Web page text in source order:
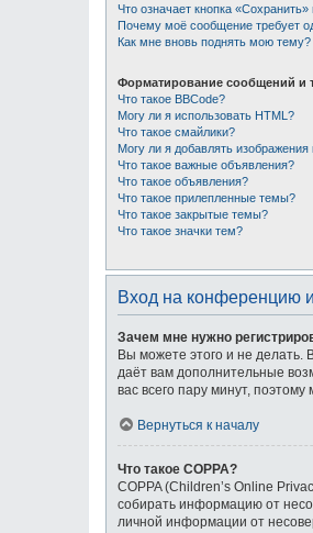
Что означает кнопка
Почему моё сообщение требует
Как мне вновь поднять мою тему?
Форматирование сообщений и
Что такое BBCode?
Могу ли я использовать HTML?
Что такое смайлики?
Могу ли я добавлять
Что такое важные объявления?
Что такое объявления?
Что такое прилепленные темы?
Что такое закрытые темы?
Что такое значки тем?
Вход на конференцию
Зачем мне нужно
Вы можете этого и не делать.
даёт вам дополнительные
вас всего пару минут,
Вернуться к началу
Что такое COPPA?
COPPA (Children’s Online
собирать информацию от
личной информации от